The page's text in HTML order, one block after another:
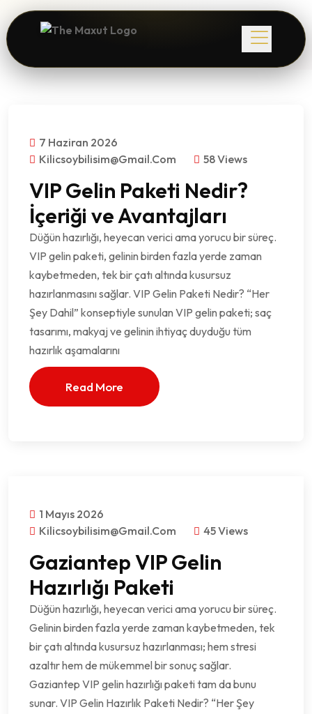
7 Haziran 2026
Kilicsoybilisim@gmail.com
58 Views
VIP Gelin Paketi Nedir?
İçeriği ve Avantajları
Düğün hazırlığı, heyecan verici ama yorucu bir süreç.
VIP gelin paketi, gelinin birden fazla yerde zaman
kaybetmeden, tek bir çatı altında kusursuz
hazırlanmasını sağlar. VIP Gelin Paketi Nedir? “Her
Şey Dahil” konseptiyle sunulan VIP gelin paketi; saç
tasarımı, makyaj ve gelinin ihtiyaç duyduğu tüm
hazırlık aşamalarını
Read More
1 Mayıs 2026
Kilicsoybilisim@gmail.com
45 Views
Gaziantep VIP Gelin
Hazırlığı Paketi
Düğün hazırlığı, heyecan verici ama yorucu bir süreç.
Gelinin birden fazla yerde zaman kaybetmeden, tek
bir çatı altında kusursuz hazırlanması; hem stresi
azaltır hem de mükemmel bir sonuç sağlar.
Gaziantep VIP gelin hazırlığı paketi tam da bunu
sunar. VIP Gelin Hazırlık Paketi Nedir? “Her Şey